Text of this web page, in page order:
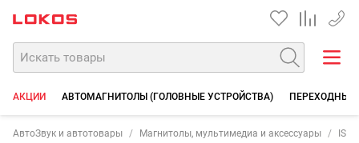
+7
АКЦИИ АВТОМАГНИТОЛЫ (ГОЛОВНЫЕ УСТРОЙСТВА) ПЕРЕХОДНЫЕ
АвтоЗвук и автотовары Магнитолы, мультимедиа и аксессуары